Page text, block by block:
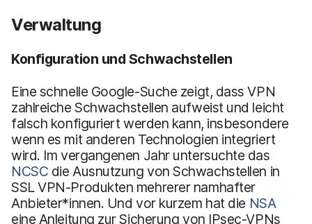
Verwaltung
Konfiguration und Schwachstellen
Eine schnelle Google-Suche zeigt, dass VPN
zahlreiche Schwachstellen aufweist und leicht
falsch konfiguriert werden kann, insbesondere
wenn es mit anderen Technologien integriert
wird. Im vergangenen Jahr untersuchte das
NCSC die Ausnutzung von Schwachstellen in
SSL VPN-Produkten mehrerer namhafter
Anbieter*innen. Und vor kurzem hat die NSA
eine Anleitung zur Sicherung von IPsec-VPNs